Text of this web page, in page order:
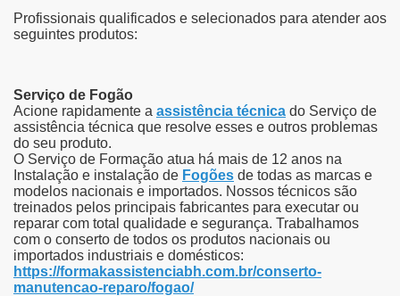
Profissionais qualificados e selecionados para atender aos
seguintes produtos:
Serviço de Fogão
Acione rapidamente a assistência técnica do Serviço de
assistência técnica que resolve esses e outros problemas
do seu produto.
O Serviço de Formação atua há mais de 12 anos na
Instalação e instalação de Fogões de todas as marcas e
modelos nacionais e importados. Nossos técnicos são
treinados pelos principais fabricantes para executar ou
reparar com total qualidade e segurança. Trabalhamos
com o conserto de todos os produtos nacionais ou
importados industriais e domésticos:
https://formakassistenciabh.com.br/conserto-
manutencao-reparo/fogao/